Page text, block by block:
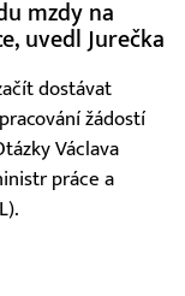
mzdy na
uvedl Jurečka
dostávat
žádostí
Václava
práce a